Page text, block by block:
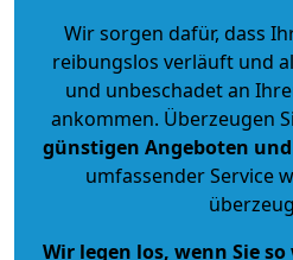
Wir sorgen dafür, dass
reibungslos verläuft und
und unbeschadet an
ankommen. Überzeugen
günstigen Angeboten
umfassender Service
Wir legen los, wenn Sie